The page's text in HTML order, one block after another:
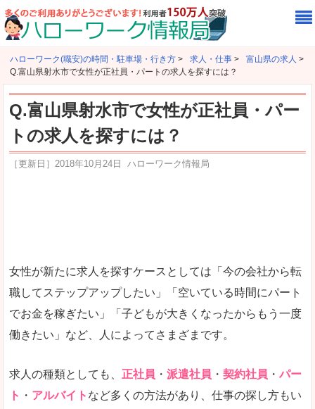
ハローワーク(職安)の時間・駐車場・行き方 > 求人・仕事 > 富山県の求人 >
Q.富山県射水市で女性が正社員・パートの求人を探すには？
Q.富山県射水市で女性が正社員・パー
トの求人を探すには？
［更新日］ 2018年10月24日 ハローワーク情報局
女性が新たに求人を探すケースとしては「今の会社から転
職してステップアップしたい」「空いている時間にパート
でお金を稼ぎたい」「子どもが大きくなったからもう一度
働きたい」など、人によってさまざまです。
求人の種類としても、 正社員 ・ 派遣社員 ・ 契約社員 ・ パー
ト ・ アルバイト など多くの方法があり、仕事の探し方もい